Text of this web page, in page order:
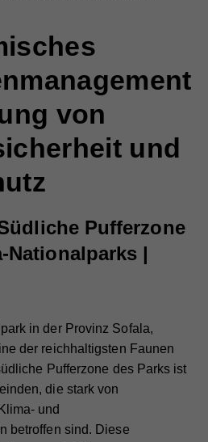
von
und
Pufferzone
Nationalparks |
in der Provinz Sofala,
der reichhaltigsten Faunen
Pufferzone des Parks ist
die stark von
und
betroffen sind. Diese